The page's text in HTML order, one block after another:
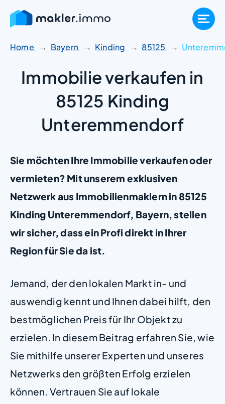
Zum
Inhalt
springen
Home Bayern Kinding 85125
Immobilie verkaufen in
85125 Kinding
Unteremmendorf
Sie möchten Ihre Immobilie verkaufen oder
vermieten? Mit unserem exklusiven
Netzwerk aus Immobilienmaklern in 85125
Kinding Unteremmendorf, Bayern, stellen
wir sicher, dass ein Profi direkt in Ihrer
Region für Sie da ist.
Jemand, der den lokalen Markt in- und
auswendig kennt und Ihnen dabei hilft, den
bestmöglichen Preis für Ihr Objekt zu
erzielen. In diesem Beitrag erfahren Sie, wie
Sie mithilfe unserer Experten und unseres
Netzwerks den größten Erfolg erzielen
können. Vertrauen Sie auf lokale